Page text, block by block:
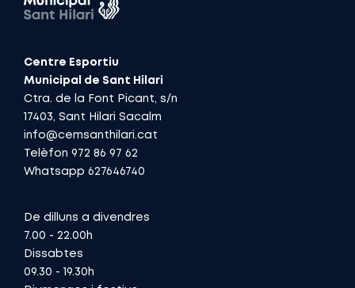
Centre Esportiu
Municipal de Sant Hilari
Ctra. de la Font Picant, s/n
17403, Sant Hilari Sacalm
info@cemsanthilari.cat
Telèfon 972 86 97 62
Whatsapp 627646740
De dilluns a divendres
7.00 - 22.00h
Dissabtes
09.30 - 19.30h